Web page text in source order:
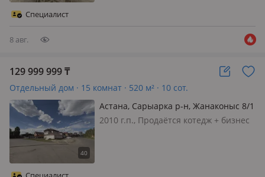
Специалист
8 авг.
129 999 999₸
Отдельный дом · 15 комнат · 520 м² · 10 сот.
Астана, Сарыарка р-н, Жанаконыс 8/1
2010 г.п., Продаётся котедж + бизнес